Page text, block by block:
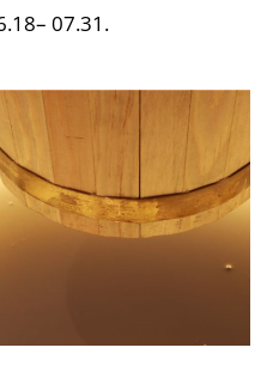
07.31.